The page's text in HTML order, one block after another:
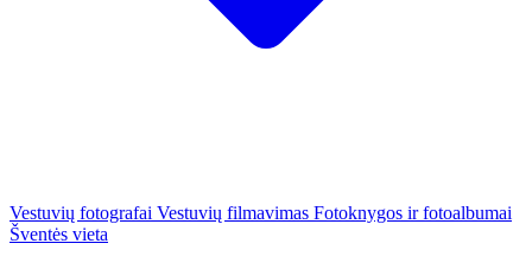
Vestuvių fotografai Vestuvių filmavimas Fotoknygos ir fotoalbumai
Šventės vieta